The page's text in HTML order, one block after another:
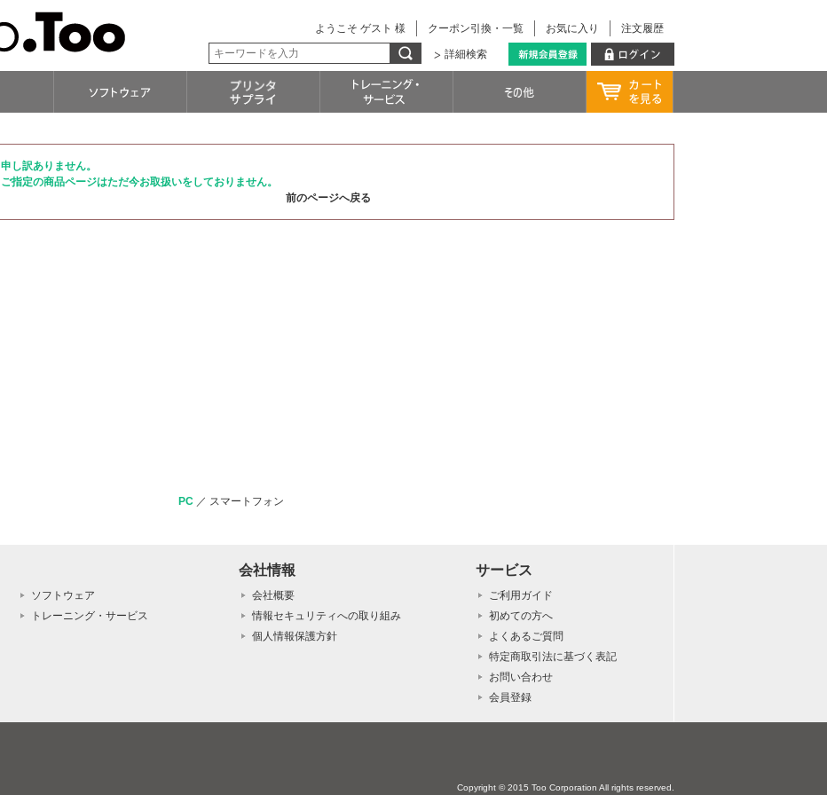
注文履歴
お気に入り
クーポン引換・一覧
ようこそ ゲスト 様
詳細検索
申し訳ありません。
ご指定の商品ページはただ今お取扱いをしておりません。
前のページへ戻る
PC／ スマートフォン
ソフトウェア
トレーニング・サービス
会社情報
会社概要
情報セキュリティへの取り組み
個人情報保護方針
サービス
ご利用ガイド
初めての方へ
よくあるご質問
特定商取引法に基づく表記
お問い合わせ
会員登録
Copyright © 2015 Too Corporation All rights reserved.